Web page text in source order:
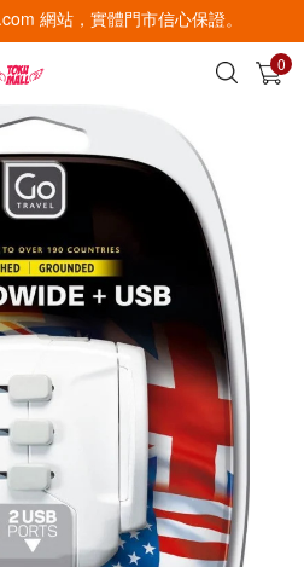
網站，實體門市信心保證。
0
查看